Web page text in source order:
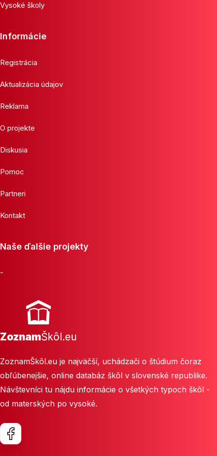
Vysoké školy
Informácie
Registrácia
Aktualizácia údajov
Reklama
O projekte
Diskusia
Pomoc
Partneri
Kontakt
Naše ďalšie projekty
-
ZoznamŠkôl.eu
ZoznamŠkôl.eu je najväčší, uchádzači o štúdium čoraz
obľúbenejšie, online databáz škôl v slovenské republike.
Návštevníci tu nájdu informácie o všetkých typoch škôl -
od materských po vysoké.